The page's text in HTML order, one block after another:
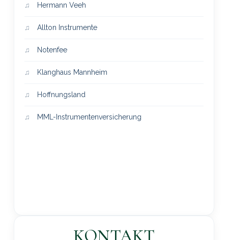
Hermann Veeh
Allton Instrumente
Notenfee
Klanghaus Mannheim
Hoffnungsland
MML-Instrumentenversicherung